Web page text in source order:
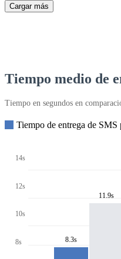
Cargar más
Tiempo medio de
Tiempo en segundos en
Tiempo de entrega de SMS
14s
12s
10s
8s 8.3s
11.9s